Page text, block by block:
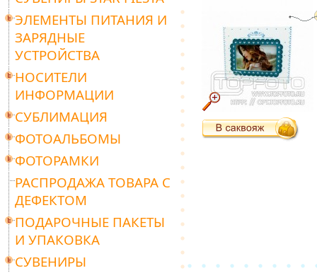
ЭЛЕМЕНТЫ ПИТАНИЯ И
ЗАРЯДНЫЕ
УСТРОЙСТВА
НОСИТЕЛИ
ИНФОРМАЦИИ
СУБЛИМАЦИЯ
ФОТОАЛЬБОМЫ
ФОТОРАМКИ
РАСПРОДАЖА ТОВАРА С
ДЕФЕКТОМ
ПОДАРОЧНЫЕ ПАКЕТЫ
И УПАКОВКА
СУВЕНИРЫ